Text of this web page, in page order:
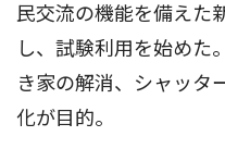
民交流の機能を備えた
し、試験利用を始めた
き家の解消、シャッタ
化が目的。